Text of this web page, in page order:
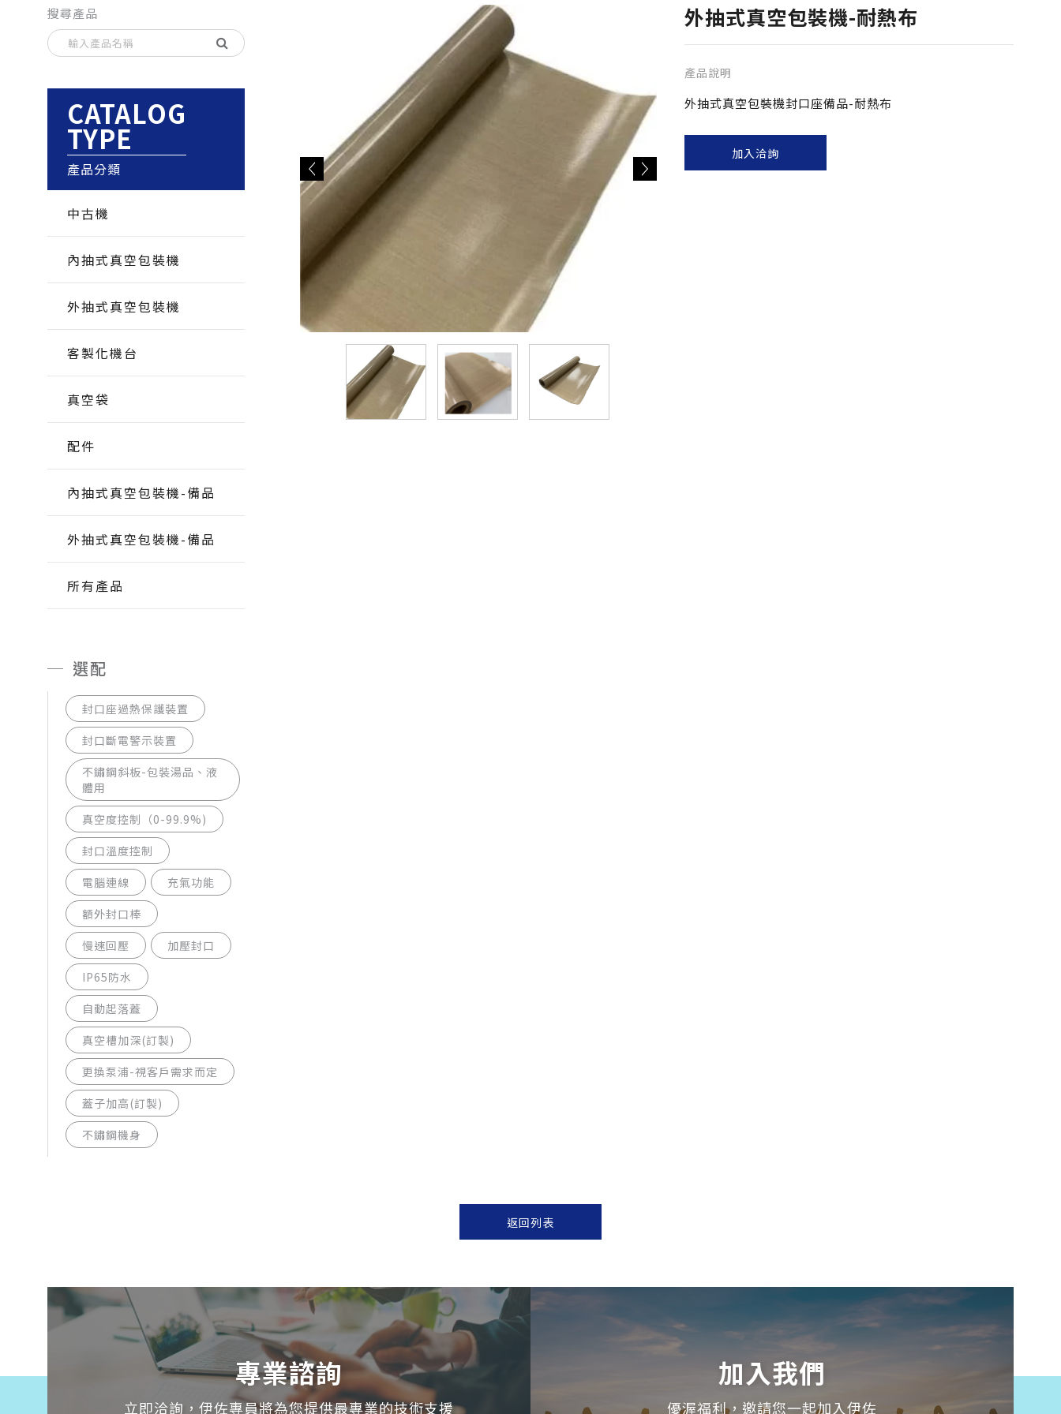
搜尋產品
CATALOG
TYPE
產品分類
中古機
內抽式真空包裝機
外抽式真空包裝機
客製化機台
真空袋
配件
內抽式真空包裝機-備品
外抽式真空包裝機-備品
所有產品
選配
封口座過熱保護裝置
封口斷電警示裝置
不鏽鋼斜板-包裝湯品、液
體用
真空度控制（0-99.9%)
封口溫度控制
電腦連線
充氣功能
額外封口棒
慢速回壓
加壓封口
IP65防水
自動起落蓋
真空槽加深(訂製)
更換泵浦-視客戶需求而定
蓋子加高(訂製)
不鏽鋼機身
外抽式真空包裝機-耐熱布
產品說明
外抽式真空包裝機封口座備品-耐熱布
加入洽詢
返回列表
專業諮詢
立即洽詢，伊佐專員將為您提供最專業的技術支援
加入我們
優渥福利，邀請您一起加入伊佐